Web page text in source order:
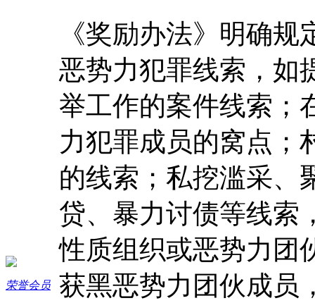
荣誉会员
《奖励办法》明确
恶势力犯罪线索，如
举工作的案件线索；
力犯罪成员的窝点；
的线索；私挖滥采、
贷、暴力讨债等线索
性质组织或恶势力团
获黑恶势力团伙成员